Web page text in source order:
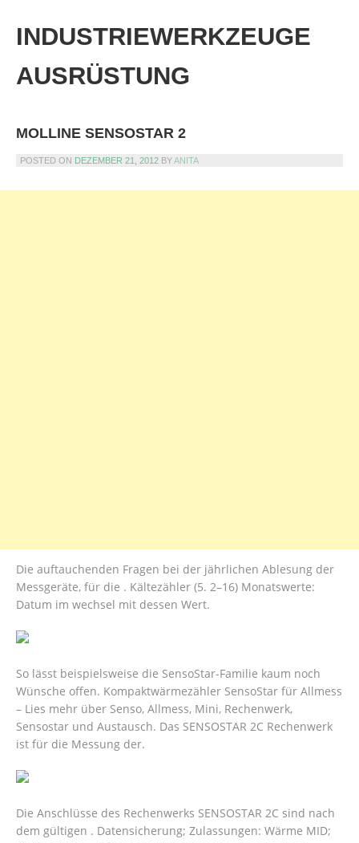
content
INDUSTRIEWERKZEUGE
AUSRÜSTUNG
MOLLINE SENSOSTAR 2
POSTED ON DEZEMBER 21, 2012 BYANITA
Die auftauchenden Fragen bei der jährlichen Ablesung der
Messgeräte, für die . Kältezähler (5. 2–16) Monatswerte:
Datum im wechsel mit dessen Wert.
So lässt beispielsweise die SensoStar-Familie kaum noch
Wünsche offen. Kompaktwärmezähler SensoStar für Allmess
– Lies mehr über Senso, Allmess, Mini, Rechenwerk,
Sensostar und Austausch. Das SENSOSTAR 2C Rechenwerk
ist für die Messung der.
Die Anschlüsse des Rechenwerks SENSOSTAR 2C sind nach
dem gültigen . Datensicherung; Zulassungen: Wärme MID;